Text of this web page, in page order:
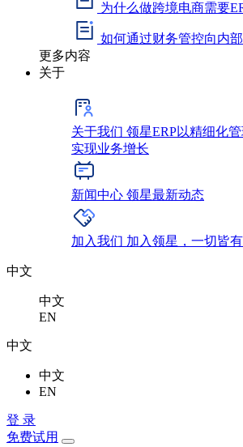
为什么做跨境电商需要
如何通过财务管控向内
更多内容
关于
关于我们 领星ERP以精细化
实现业务增长
新闻中心 领星最新动态
加入我们 加入领星，一切皆
中文
中文
EN
中文
中文
EN
登 录
免费试用